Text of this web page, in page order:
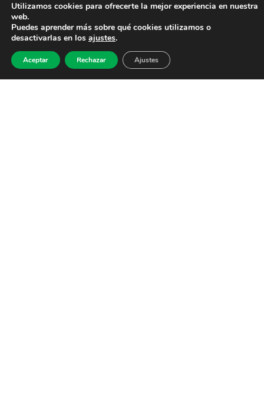
Utilizamos cookies para ofrecerte la mejor experiencia en nuestra
web.
Puedes aprender más sobre qué cookies utilizamos o
desactivarlas en los ajustes.
Aceptar Rechazar Ajustes